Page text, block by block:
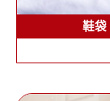
鞋袋